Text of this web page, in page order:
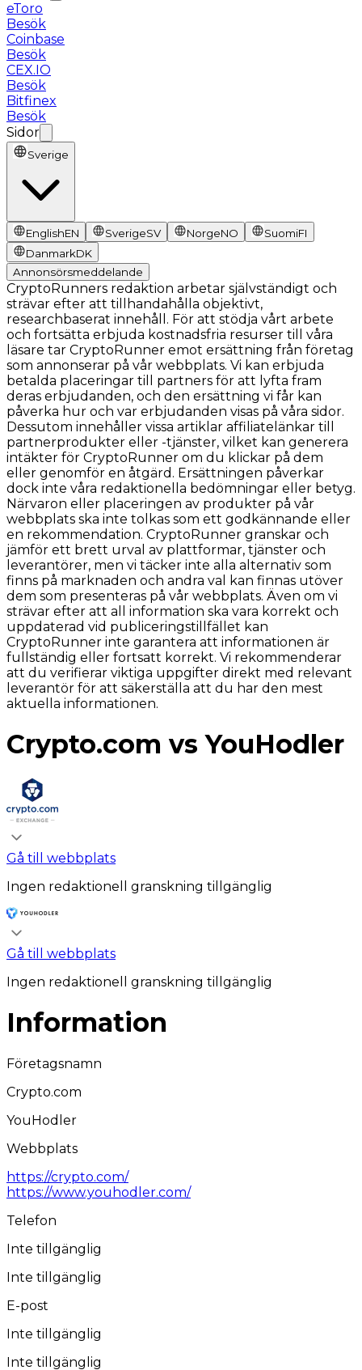
eToro
Besök
Coinbase
Besök
CEX.IO
Besök
Bitfinex
Besök
Sidor
Sverige
EnglishEN SverigeSV NorgeNO SuomiFI
DanmarkDK
Annonsörsmeddelande
CryptoRunners redaktion arbetar självständigt och
strävar efter att tillhandahålla objektivt,
researchbaserat innehåll. För att stödja vårt arbete
och fortsätta erbjuda kostnadsfria resurser till våra
läsare tar CryptoRunner emot ersättning från företag
som annonserar på vår webbplats. Vi kan erbjuda
betalda placeringar till partners för att lyfta fram
deras erbjudanden, och den ersättning vi får kan
påverka hur och var erbjudanden visas på våra sidor.
Dessutom innehåller vissa artiklar affiliatelänkar till
partnerprodukter eller -tjänster, vilket kan generera
intäkter för CryptoRunner om du klickar på dem
eller genomför en åtgärd. Ersättningen påverkar
dock inte våra redaktionella bedömningar eller betyg.
Närvaron eller placeringen av produkter på vår
webbplats ska inte tolkas som ett godkännande eller
en rekommendation. CryptoRunner granskar och
jämför ett brett urval av plattformar, tjänster och
leverantörer, men vi täcker inte alla alternativ som
finns på marknaden och andra val kan finnas utöver
dem som presenteras på vår webbplats. Även om vi
strävar efter att all information ska vara korrekt och
uppdaterad vid publiceringstillfället kan
CryptoRunner inte garantera att informationen är
fullständig eller fortsatt korrekt. Vi rekommenderar
att du verifierar viktiga uppgifter direkt med relevant
leverantör för att säkerställa att du har den mest
aktuella informationen.
Crypto.com vs YouHodler
Gå till webbplats
Ingen redaktionell granskning tillgänglig
Gå till webbplats
Ingen redaktionell granskning tillgänglig
Information
Företagsnamn
Crypto.com
YouHodler
Webbplats
https://crypto.com/
https://www.youhodler.com/
Telefon
Inte tillgänglig
Inte tillgänglig
E-post
Inte tillgänglig
Inte tillgänglig